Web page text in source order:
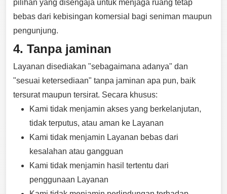
pilihan yang disengaja untuk menjaga ruang tetap
bebas dari kebisingan komersial bagi seniman maupun
pengunjung.
4. Tanpa jaminan
Layanan disediakan "sebagaimana adanya" dan
"sesuai ketersediaan" tanpa jaminan apa pun, baik
tersurat maupun tersirat. Secara khusus:
Kami tidak menjamin akses yang berkelanjutan,
tidak terputus, atau aman ke Layanan
Kami tidak menjamin Layanan bebas dari
kesalahan atau gangguan
Kami tidak menjamin hasil tertentu dari
penggunaan Layanan